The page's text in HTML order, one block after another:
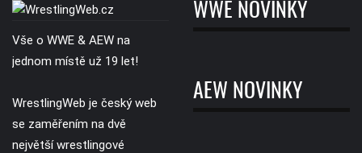
Vše o WWE & AEW na
jednom místě už 19 let!
WrestlingWeb je český web
se zaměřením na dvě
největší wrestlingové
WWE NOVINKY
AEW NOVINKY